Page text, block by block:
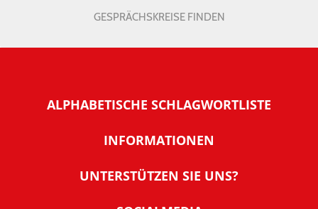
GESPRÄCHSKREISE FINDEN
ALPHABETISCHE SCHLAGWORTLISTE
INFORMATIONEN
Warum NachDenkSeiten
UNTERSTÜTZEN SIE UNS?